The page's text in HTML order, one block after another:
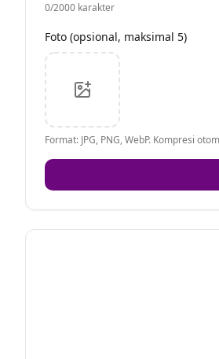
0/2000 karakter
Foto (opsional, maksimal 5)
Format: JPG, PNG, WebP. Kompresi